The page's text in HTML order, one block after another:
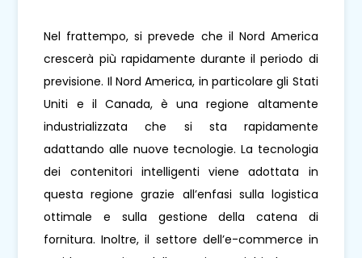
Nel frattempo, si prevede che il Nord America
crescerà più rapidamente durante il periodo di
previsione. Il Nord America, in particolare gli Stati
Uniti e il Canada, è una regione altamente
industrializzata che si sta rapidamente
adattando alle nuove tecnologie. La tecnologia
dei contenitori intelligenti viene adottata in
questa regione grazie all’enfasi sulla logistica
ottimale e sulla gestione della catena di
fornitura. Inoltre, il settore dell’e-commerce in